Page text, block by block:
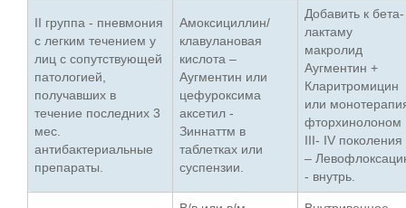
ІІ группа - пневмония
с легким течением у
лиц с сопутствующей
патологией,
получавших в
течение последних 3
мес.
антибактериальные
препараты.
Амоксициллин/
клавулановая
кислота –
Аугментин или
цефуроксима
аксетил -
Зиннаттм в
таблетках или
суспензии.
Добавить к бета-
лактаму
макролид
Аугментин +
Кларитромицин
или
фторхинолоном
ІІІ- ІV поколения
–
- внутрь.